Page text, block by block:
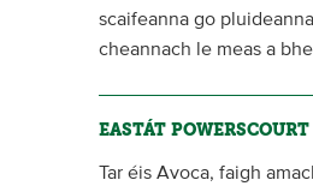
scaifeanna go
cheannach le meas a
EASTÁT POWERSCOURT
Tar éis Avoca, faigh